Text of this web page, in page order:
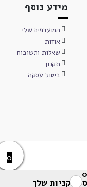
מידע נוסף
המועדפים שלי
אודות
שאלות ותשובות
תקנון
ביטול עסקה
0
0
סל הקניות שלך